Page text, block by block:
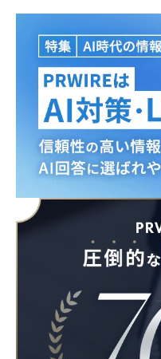
Japanese